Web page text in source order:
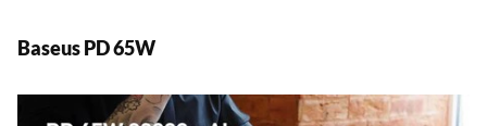
Baseus PD 65W